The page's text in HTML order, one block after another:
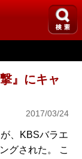
』にキャ
2017/03/24
、KBSバラエ
グされた。 こ